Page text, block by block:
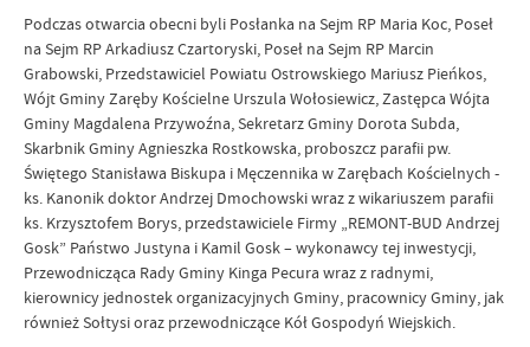
Podczas otwarcia obecni byli Posłanka na Sejm RP Maria Koc, Poseł
na Sejm RP Arkadiusz Czartoryski, Poseł na Sejm RP Marcin
Grabowski, Przedstawiciel Powiatu Ostrowskiego Mariusz Pieńkos,
Wójt Gminy Zaręby Kościelne Urszula Wołosiewicz, Zastępca Wójta
Gminy Magdalena Przywoźna, Sekretarz Gminy Dorota Subda,
Skarbnik Gminy Agnieszka Rostkowska, proboszcz parafii pw.
Świętego Stanisława Biskupa i Męczennika w Zarębach Kościelnych -
ks. Kanonik doktor Andrzej Dmochowski wraz z wikariuszem parafii
ks. Krzysztofem Borys, przedstawiciele Firmy „REMONT-BUD Andrzej
Gosk” Państwo Justyna i Kamil Gosk – wykonawcy tej inwestycji,
Przewodnicząca Rady Gminy Kinga Pecura wraz z radnymi,
kierownicy jednostek organizacyjnych Gminy, pracownicy Gminy, jak
również Sołtysi oraz przewodniczące Kół Gospodyń Wiejskich.